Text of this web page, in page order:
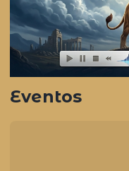
Eventos